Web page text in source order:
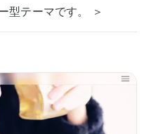
型テーマです。 ＞